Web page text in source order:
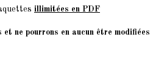
illimitées en PDF
ne pourrons en aucun être modifiées